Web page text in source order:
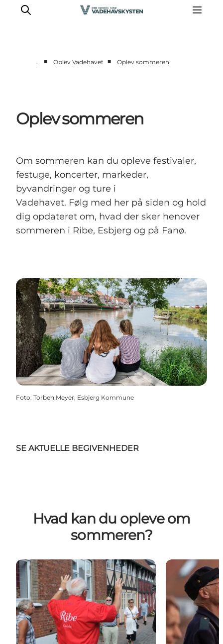
Oplev Fanø
Oplev Mandø
Det Sker
… ■ Oplev Vadehavet ■ Oplev sommeren
Oplev sommeren
Om sommeren kan du opleve festivaler,
festuge, koncerter, markeder,
byvandringer og ture i
Vadehavet. Følg med her på siden og hold
dig opdateret om, hvad der sker henover
sommeren i Ribe, Esbjerg og på Fanø.
Foto: Torben Meyer, Esbjerg Kommune
SE AKTUELLE BEGIVENHEDER
Hvad kan du opleve om
sommeren?
Guidede ture i Ribe